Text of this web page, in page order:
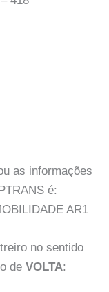
as informações
é:
AR1
no sentido
de VOLTA: